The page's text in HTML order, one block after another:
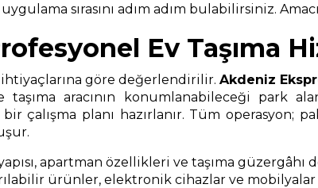
sırasını adım adım bulabilirsiniz.
Ev Taşıma
ihtiyaçlarına göre değerlendirilir.Akdeniz
taşıma aracının konumlanabileceği park
çalışma planı hazırlanır. Tüm operasyon;
apartman özellikleri ve taşıma
ürünler, elektronik cihazlar ve